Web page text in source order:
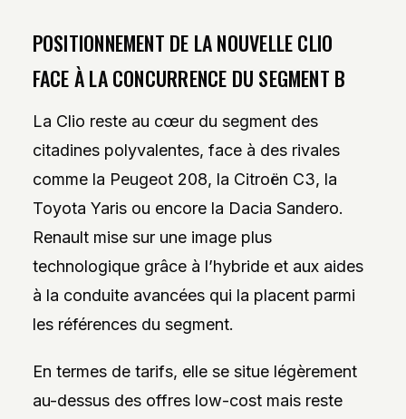
POSITIONNEMENT DE LA NOUVELLE CLIO
FACE À LA CONCURRENCE DU SEGMENT B
La Clio reste au cœur du segment des
citadines polyvalentes, face à des rivales
comme la Peugeot 208, la Citroën C3, la
Toyota Yaris ou encore la Dacia Sandero.
Renault mise sur une image plus
technologique grâce à l’hybride et aux aides
à la conduite avancées qui la placent parmi
les références du segment.
En termes de tarifs, elle se situe légèrement
au-dessus des offres low-cost mais reste